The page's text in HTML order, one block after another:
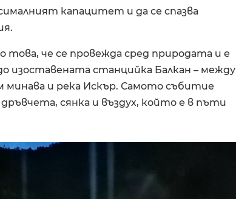
капацитет и да се спазва
че се провежда сред природата и е
изоставената станцийка Балкан – между
и река Искър. Самото събитие
сянка и въздух, който е в пъти